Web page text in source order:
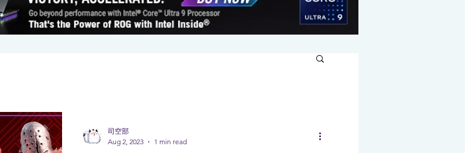
司空部
Aug 2, 2023
1 min read